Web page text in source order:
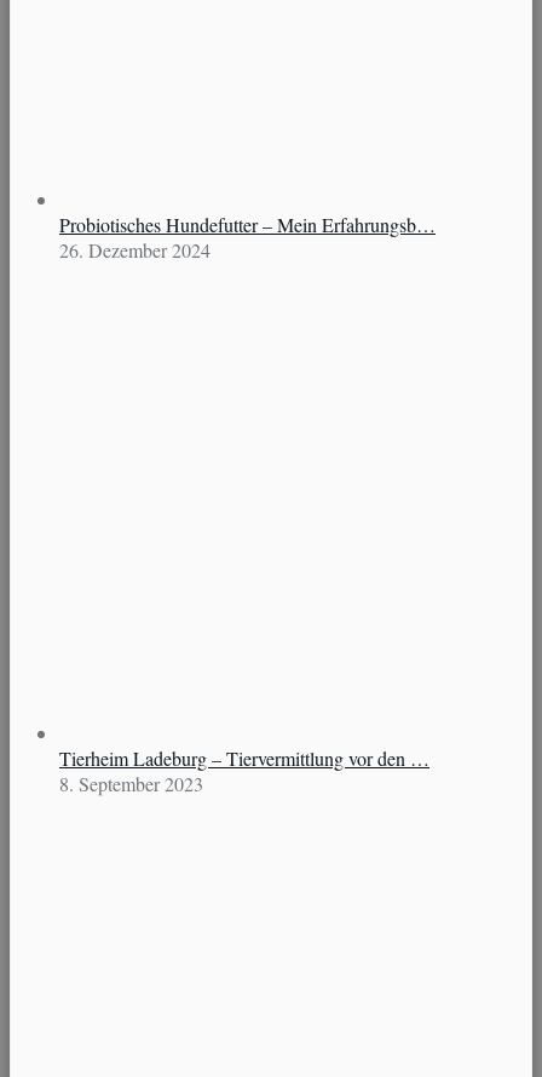
Probiotisches Hundefutter – Mein Erfahrungsb…
26. Dezember 2024
Tierheim Ladeburg – Tiervermittlung vor den …
8. September 2023